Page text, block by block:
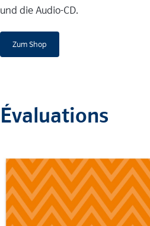
und die Audio-CD.
Zum Shop
Évaluations